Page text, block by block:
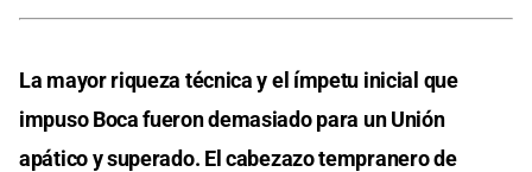
La mayor riqueza técnica y el ímpetu inicial que
impuso Boca fueron demasiado para un Unión
apático y superado. El cabezazo tempranero de